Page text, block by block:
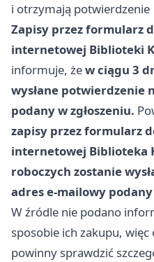
i otrzymają potwierdzenie
Zapisy przez formularz
internetowej Biblioteki
informuje, żew ciągu 3
wysłane potwierdzenie
podany w zgłoszeniu.
zapisy przez formularz
internetowej Biblioteka
roboczych zostanie
adres e-mailowy podany
W źródle nie podano
sposobie ich zakupu,
powinny sprawdzić